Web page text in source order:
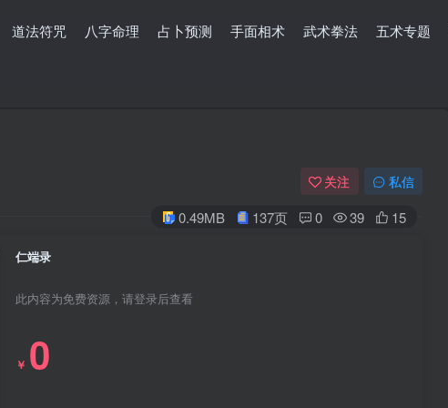
道法符咒 八字命理 占卜预测 手面相术 武术拳法 五术专题
关注 私信
0.49MB 137页 0 39 15
仁端录
此内容为免费资源，请登录后查看
￥ 0